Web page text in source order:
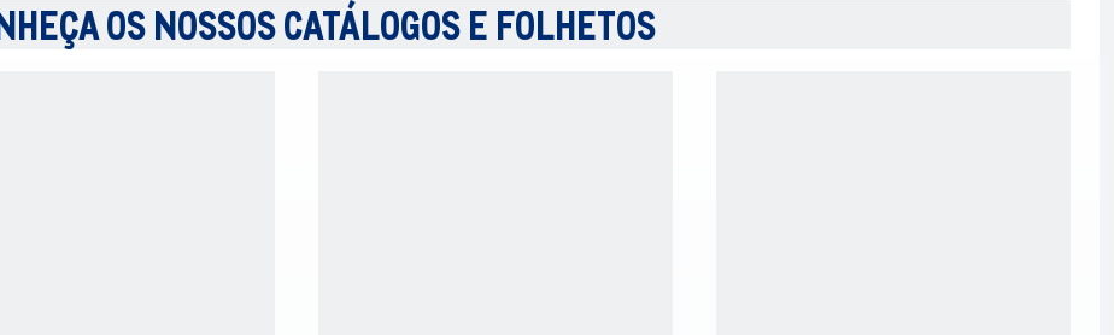
OS NOSSOS CATÁLOGOS E FOLHETOS